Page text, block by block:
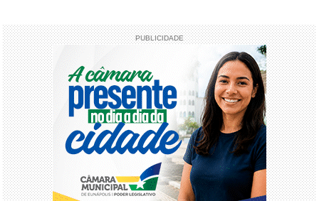
PUBLICIDADE